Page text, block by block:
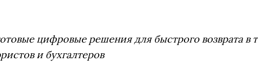
цифровые решения для быстрого возврата в
и бухгалтеров